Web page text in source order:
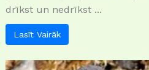
drīkst un nedrīkst ...
Lasīt Vairāk